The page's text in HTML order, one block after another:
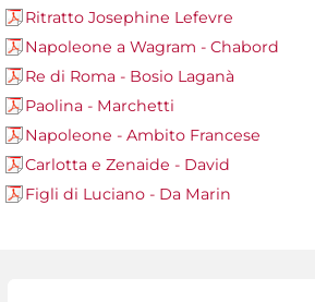
Ritratto Josephine Lefevre
Napoleone a Wagram - Chabord
Re di Roma - Bosio Laganà
Paolina - Marchetti
Napoleone - Ambito Francese
Carlotta e Zenaide - David
Figli di Luciano - Da Marin